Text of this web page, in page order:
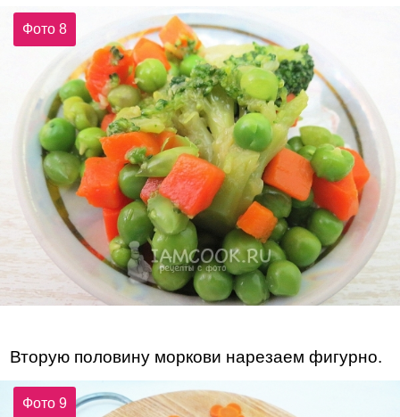
Фото 8
Вторую половину моркови нарезаем фигурно.
Фото 9